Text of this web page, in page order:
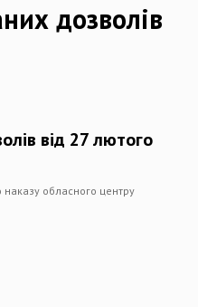
дозволів
від 27 лютого
обласного центру